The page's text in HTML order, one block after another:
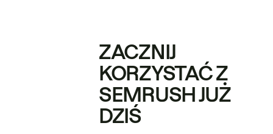
ZACZNIJ
KORZYSTAĆ Z
SEMRUSH JUŻ
DZIŚ